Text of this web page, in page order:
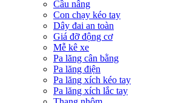
Cầu nâng
Con chạy kéo tay
Dây đai an toàn
Giá đỡ động cơ
Mễ kê xe
Pa lăng cân bằng
Pa lăng điện
Pa lăng xích kéo tay
Pa lăng xích lắc tay